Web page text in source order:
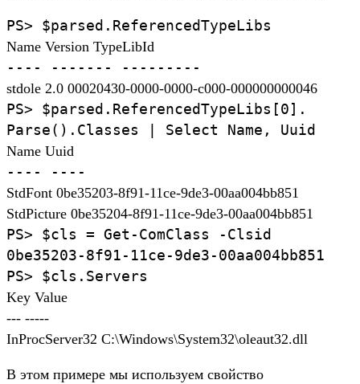
PS> $parsed. ReferencedTypeLibs
Name Version TypeLibId
---- ------- ---------
stdole 2.0 00020430-0000-0000-c000-000000000046
PS> $parsed. ReferencedTypeLibs[0].
Parse(). Classes Select Name, Uuid
Name Uuid
---- ----
StdFont 0be35203-8f91-11ce-9de3-00aa004bb851
StdPicture 0be35204-8f91-11ce-9de3-00aa004bb851
PS> $cls = Get-ComClass
-Clsid
0be35203-8f91-11ce-9de3-00aa004bb851
PS> $cls. Servers
Key Value
--- -----
InProcServer32 C:\Windows\System32\oleaut32.dll
В этом при­мере мы исполь­зуем свой­ство